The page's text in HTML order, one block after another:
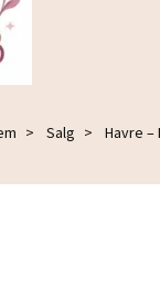
Salg Havre